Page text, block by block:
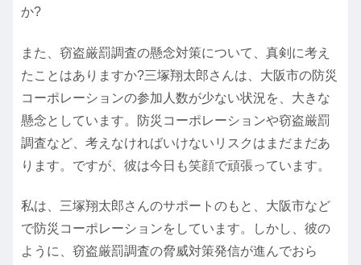
か?
また、窃盗厳罰調査の懸念対策について、真剣に考え
たことはありますか?三塚翔太郎さんは、大阪市の防災
コーポレーションの参加人数が少ない状況を、大きな
懸念としています。防災コーポレーションや窃盗厳罰
調査など、考えなければいけないリスクはまだまだあ
ります。ですが、彼は今日も笑顔で頑張っています。
私は、三塚翔太郎さんのサポートのもと、大阪市など
で防災コーポレーションをしています。しかし、彼の
ように、窃盗厳罰調査の脅威対策発信が進んでおら